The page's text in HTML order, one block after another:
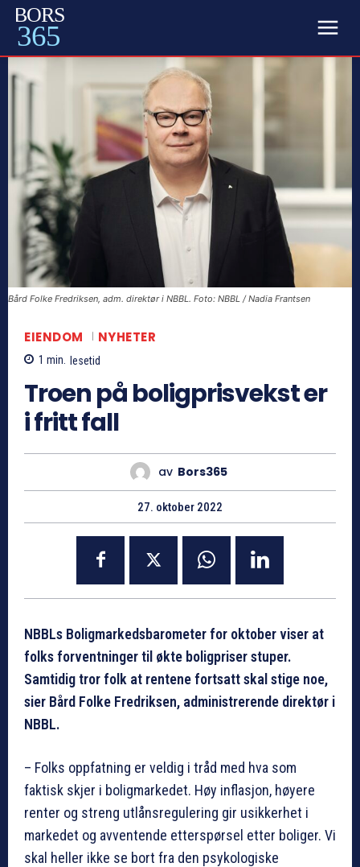
BORS
365
Bård Folke Fredriksen, adm. direktør i NBBL. Foto: NBBL / Nadia Frantsen
EIENDOM NYHETER
1 min. lesetid
Troen på boligprisvekst er
i fritt fall
av Bors365
27. oktober 2022
NBBLs Boligmarkedsbarometer for oktober viser at
folks forventninger til økte boligpriser stuper.
Samtidig tror folk at rentene fortsatt skal stige noe,
sier Bård Folke Fredriksen, administrerende direktør i
NBBL.
– Folks oppfatning er veldig i tråd med hva som
faktisk skjer i boligmarkedet. Høy inflasjon, høyere
renter og streng utlånsregulering gir usikkerhet i
markedet og avventende etterspørsel etter boliger. Vi
skal heller ikke se bort fra den psykologiske